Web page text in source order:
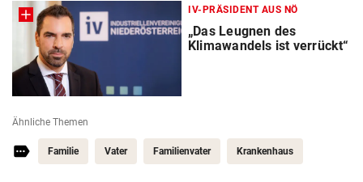
IV-PRÄSIDENT AUS NÖ
„Das Leugnen des
Klimawandels ist verrückt“
Ähnliche Themen
Familie Vater Familienvater Krankenhaus